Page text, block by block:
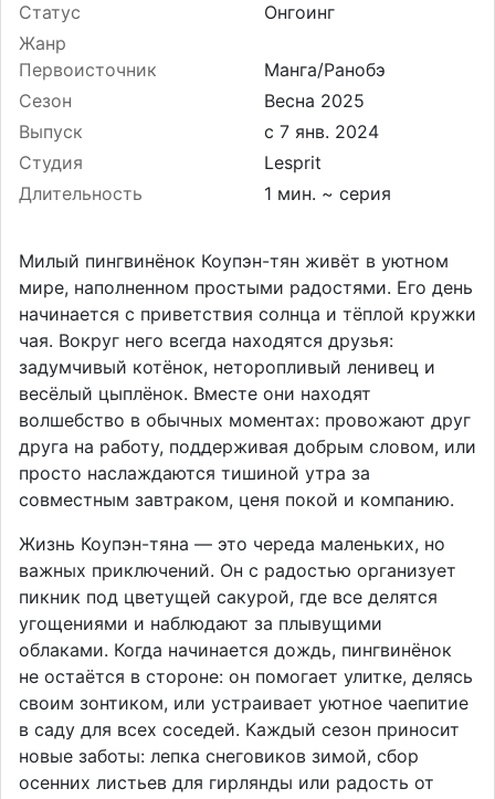
Статус
Онгоинг
Жанр
Первоисточник
Манга/Ранобэ
Сезон
Весна 2025
Выпуск
Студия
Lesprit
Длительность
1 мин. ~ серия
Милый пингвинёнок Коупэн-тян живёт в уютном
мире, наполненном простыми радостями. Его день
начинается с приветствия солнца и тёплой кружки
чая. Вокруг него всегда находятся друзья:
задумчивый котёнок, неторопливый ленивец и
весёлый цыплёнок. Вместе они находят
волшебство в обычных моментах: провожают друг
друга на работу, поддерживая добрым словом, или
просто наслаждаются тишиной утра за
совместным завтраком, ценя покой и компанию.
Жизнь Коупэн-тяна — это череда маленьких, но
важных приключений. Он с радостью организует
пикник под цветущей сакурой, где все делятся
угощениями и наблюдают за плывущими
облаками. Когда начинается дождь, пингвинёнок
не остаётся в стороне: он помогает улитке, делясь
своим зонтиком, или устраивает уютное чаепитие
в саду для всех соседей. Каждый сезон приносит
новые заботы: лепка снеговиков зимой, сбор
осенних листьев для гирлянды или радость от